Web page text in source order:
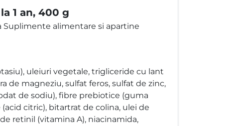
1 an, 400 g
Suplimente alimentare si apartine
uleiuri vegetale, trigliceride cu lant
de magneziu, sulfat feros, sulfat de zinc,
de sodiu), fibre prebiotice (guma
citric), bitartrat de colina, ulei de
retinil (vitamina A), niacinamida,